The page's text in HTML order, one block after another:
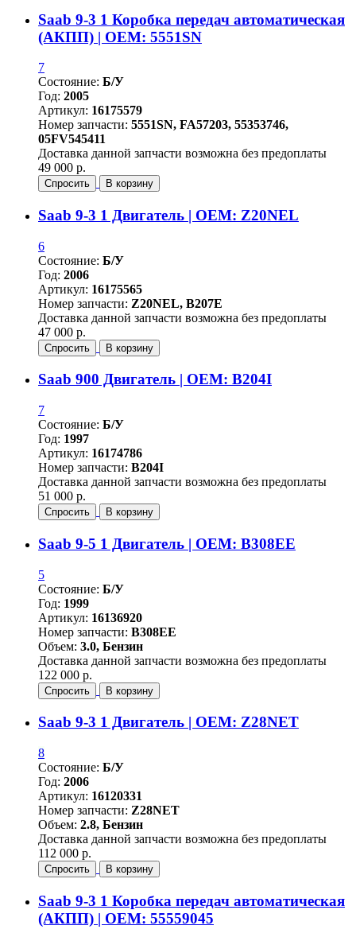
Saab 9-3 1 Коробка передач автоматическая
(АКПП) | OEM: 5551SN
7
Состояние: Б/У
Год: 2005
Артикул: 16175579
Номер запчасти: 5551SN, FA57203, 55353746,
05FV545411
Доставка данной запчасти возможна без предоплаты
49 000 р.
Спросить В корзину
Saab 9-3 1 Двигатель | OEM: Z20NEL
6
Состояние: Б/У
Год: 2006
Артикул: 16175565
Номер запчасти: Z20NEL, B207E
Доставка данной запчасти возможна без предоплаты
47 000 р.
Спросить В корзину
Saab 900 Двигатель | OEM: B204I
7
Состояние: Б/У
Год: 1997
Артикул: 16174786
Номер запчасти: B204I
Доставка данной запчасти возможна без предоплаты
51 000 р.
Спросить В корзину
Saab 9-5 1 Двигатель | OEM: B308EE
5
Состояние: Б/У
Год: 1999
Артикул: 16136920
Номер запчасти: B308EE
Объем: 3.0, Бензин
Доставка данной запчасти возможна без предоплаты
122 000 р.
Спросить В корзину
Saab 9-3 1 Двигатель | OEM: Z28NET
8
Состояние: Б/У
Год: 2006
Артикул: 16120331
Номер запчасти: Z28NET
Объем: 2.8, Бензин
Доставка данной запчасти возможна без предоплаты
112 000 р.
Спросить В корзину
Saab 9-3 1 Коробка передач автоматическая
(АКПП) | OEM: 55559045